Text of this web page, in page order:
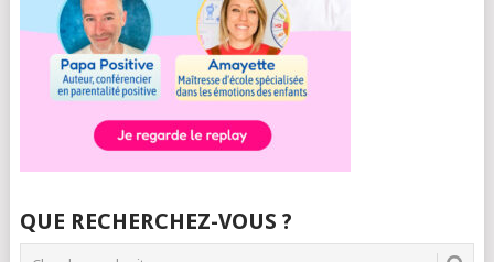
QUE RECHERCHEZ-VOUS ?